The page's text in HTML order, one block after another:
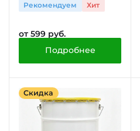
Рекомендуем
Хит
от 599 руб.
Подробнее
Скидка